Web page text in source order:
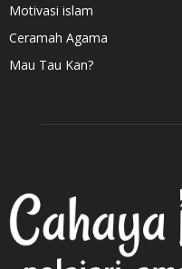
Motivasi islam
Ceramah Agama
Mau Tau Kan?